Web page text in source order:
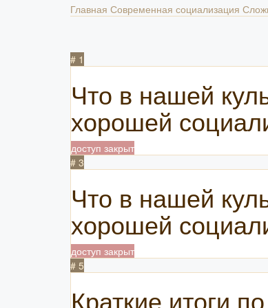
Главная Современная социализация
# 1
Что в нашей
хорошей
доступ закрыт
# 3
Что в нашей
хорошей
доступ закрыт
# 5
Краткие итоги